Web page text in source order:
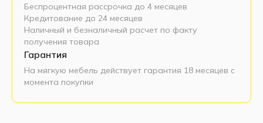
Беспроцентная рассрочка до 4 месяцев
Кредитование до 24 месяцев
Наличный и безналичный расчет по факту
получения товара
Гарантия
На мягкую мебель действует гарантия 18 месяцев с
момента покупки